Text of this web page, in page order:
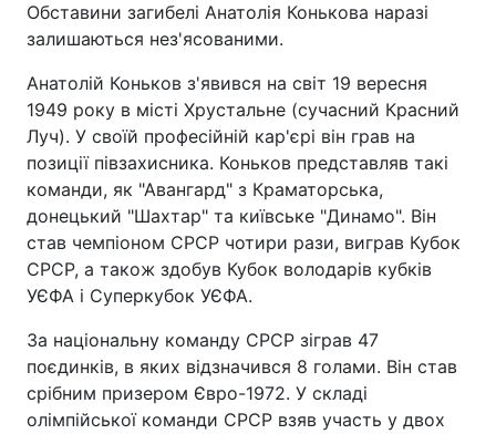
Обставини загибелі Анатолія Конькова наразі
залишаються нез'ясованими.
Анатолій Коньков з'явився на світ 19 вересня
1949 року в місті Хрустальне (сучасний Красний
Луч). У своїй професійній кар'єрі він грав на
позиції півзахисника. Коньков представляв такі
команди, як "Авангард" з Краматорська,
донецький "Шахтар" та київське "Динамо". Він
став чемпіоном СРСР чотири рази, виграв Кубок
СРСР, а також здобув Кубок володарів кубків
УЄФА і Суперкубок УЄФА.
За національну команду СРСР зіграв 47
поєдинків, в яких відзначився 8 голами. Він став
срібним призером Євро-1972. У складі
олімпійської команди СРСР взяв участь у двох